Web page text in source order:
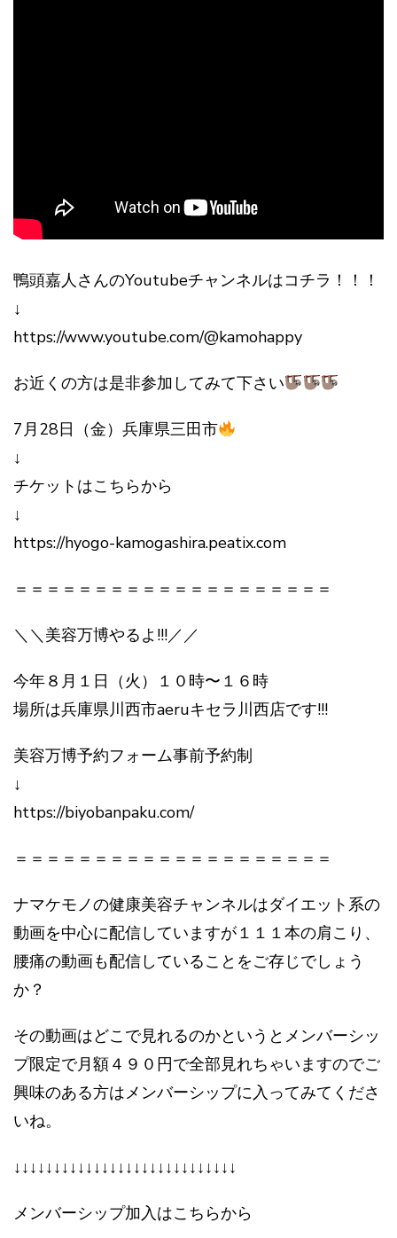
鴨頭嘉人さんのYoutubeチャンネルはコチラ！！！
↓
https://www.youtube.com/@kamohappy
お近くの方は是非参加してみて下さい
7月28日（金）兵庫県三田市
↓
チケットはこちらから
↓
https://hyogo-kamogashira.peatix.com
＝＝＝＝＝＝＝＝＝＝＝＝＝＝＝＝＝＝＝＝
＼＼美容万博やるよ!!!／／
今年８月１日（火）１０時〜１６時
場所は兵庫県川西市aeruキセラ川西店です!!!
美容万博予約フォーム事前予約制
↓
https://biyobanpaku.com/
＝＝＝＝＝＝＝＝＝＝＝＝＝＝＝＝＝＝＝＝
ナマケモノの健康美容チャンネルはダイエット系の
動画を中心に配信していますが１１１本の肩こり、
腰痛の動画も配信していることをご存じでしょう
か？
その動画はどこで見れるのかというとメンバーシッ
プ限定で月額４９０円で全部見れちゃいますのでご
興味のある方はメンバーシップに入ってみてくださ
いね。
↓↓↓↓↓↓↓↓↓↓↓↓↓↓↓↓↓↓↓↓↓↓↓↓↓↓↓↓
メンバーシップ加入はこちらから